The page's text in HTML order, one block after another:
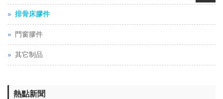
排骨床膠件
門窗膠件
其它制品
熱點新聞